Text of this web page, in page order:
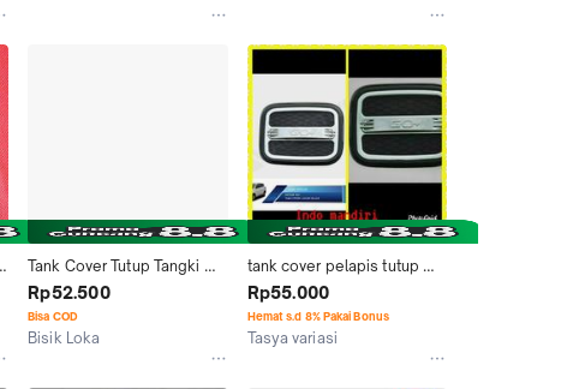
Tank Cover Tutup Tangki
Bensin Datsun Go
Rp52.500
Bisa COD
Bisik Loka
tank cover pelapis tutup
tangki bensin Mobil Datsun
go hitam
Rp55.000
Hemat s.d 8% Pakai Bonus
Tasya variasi